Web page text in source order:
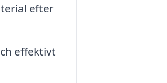
efter
effektivt